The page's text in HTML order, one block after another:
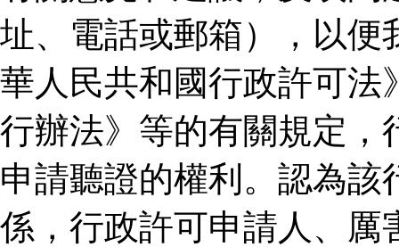
址、電話或郵箱），以便
華人民共和國行政許可法
行辦法》等的有關規定，
申請聽證的權利。認為
係，行政許可申請人、厲